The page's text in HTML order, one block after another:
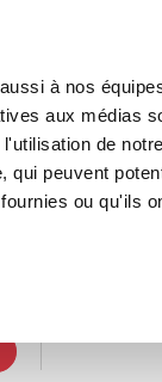
à nos
aux médias
de
qui peuvent
ou qu'ils